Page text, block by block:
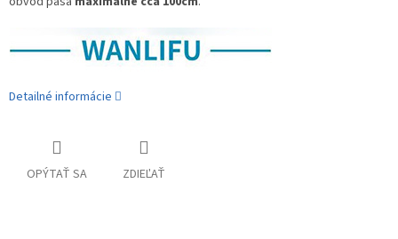
Detailné informácie
OPÝTAŤ SA ZDIEĽAŤ